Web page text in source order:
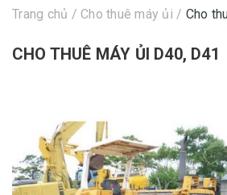
Trang chủ / Cho thuê máy ủi / Cho
CHO THUÊ MÁY ỦI D40, D41